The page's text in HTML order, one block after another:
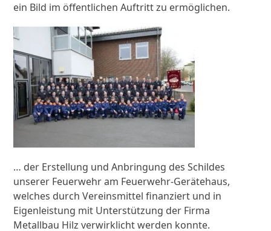
ein Bild im öffentlichen Auftritt zu ermöglichen.
… der Erstellung und Anbringung des Schildes
unserer Feuerwehr am Feuerwehr-Gerätehaus,
welches durch Vereinsmittel finanziert und in
Eigenleistung mit Unterstützung der Firma
Metallbau Hilz verwirklicht werden konnte.